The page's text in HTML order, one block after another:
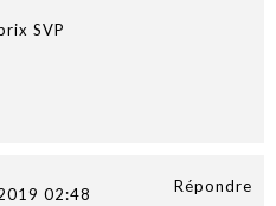
SVP
02:48
Répondre